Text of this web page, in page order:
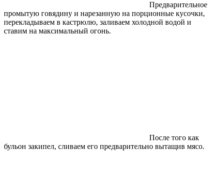
Предварительное
промытую говядину и нарезанную на порционные кусочки,
перекладываем в кастрюлю, заливаем холодной водой и
ставим на максимальный огонь.
После того как
бульон закипел, сливаем его предварительно вытащив мясо.